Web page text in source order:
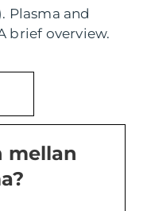
Plasma and
brief overview.
mellan